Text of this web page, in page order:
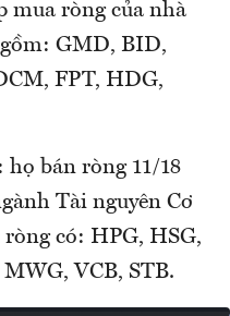
mua ròng của nhà
GMD, BID,
FPT, HDG,
bán ròng 11/18
Tài nguyên Cơ
có: HPG, HSG,
VCB, STB.